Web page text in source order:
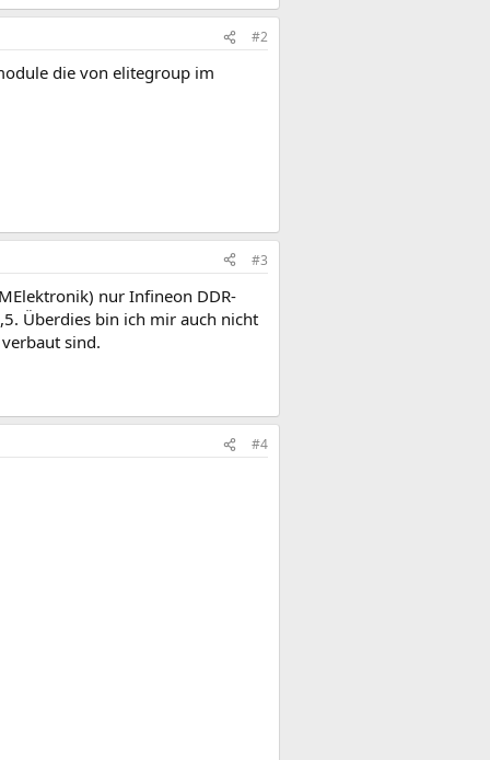
#2
die von elitegroup im
#3
nur Infineon DDR-
Überdies bin ich mir auch nicht
sind.
#4